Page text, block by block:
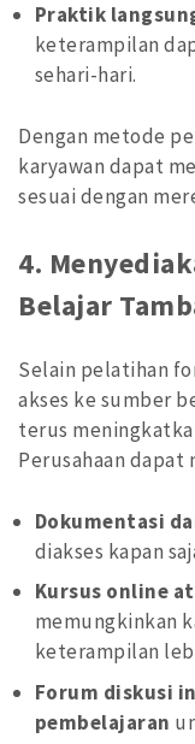
Praktik
keterampilan
sehari-hari.
Dengan metode
karyawan dapat
sesuai dengan
4.
Belajar
Selain pelatihan
akses ke sumber
terus
Perusahaan dapat
Dokumentasi
diakses kapan
Kursus online
memungkinkan
keterampilan
Forum diskusi
pembelajaran